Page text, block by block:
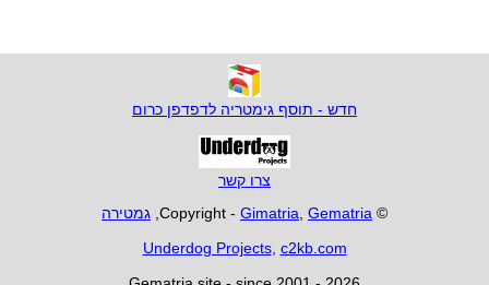
חדש - תוסף גימטריה לדפדפן כרום
צרו קשר
© Copyright -
Gimatria, Gematria
, גמטירה
Underdog Projects, c2kb.com